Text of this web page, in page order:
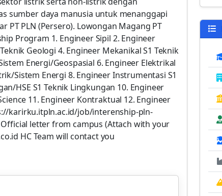
sumber daya manusia untuk menanggapi
PT PLN (Persero). Lowongan Magang PT
Program 1. Engineer Sipil 2. Engineer
Geologi 4. Engineer Mekanikal S1 Teknik
Energi/Geospasial 6. Engineer Elektrikal
Sistem Energi 8. Engineer Instrumentasi S1
HSE S1 Teknik Lingkungan 10. Engineer
11. Engineer Kontraktual 12. Engineer
karirku.itpln.ac.id/job/interenship-pln-
letter from campus (Attach with your
HC Team will contact you